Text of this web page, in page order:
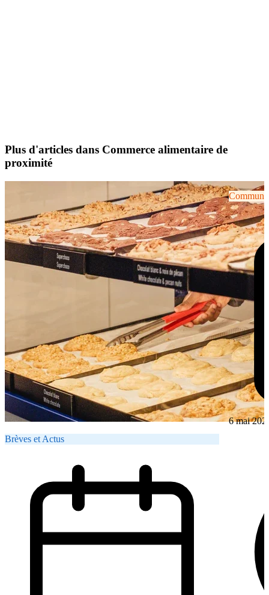
Plus d'articles dans Commerce alimentaire de
proximité
Brèves et Actus
6 mai